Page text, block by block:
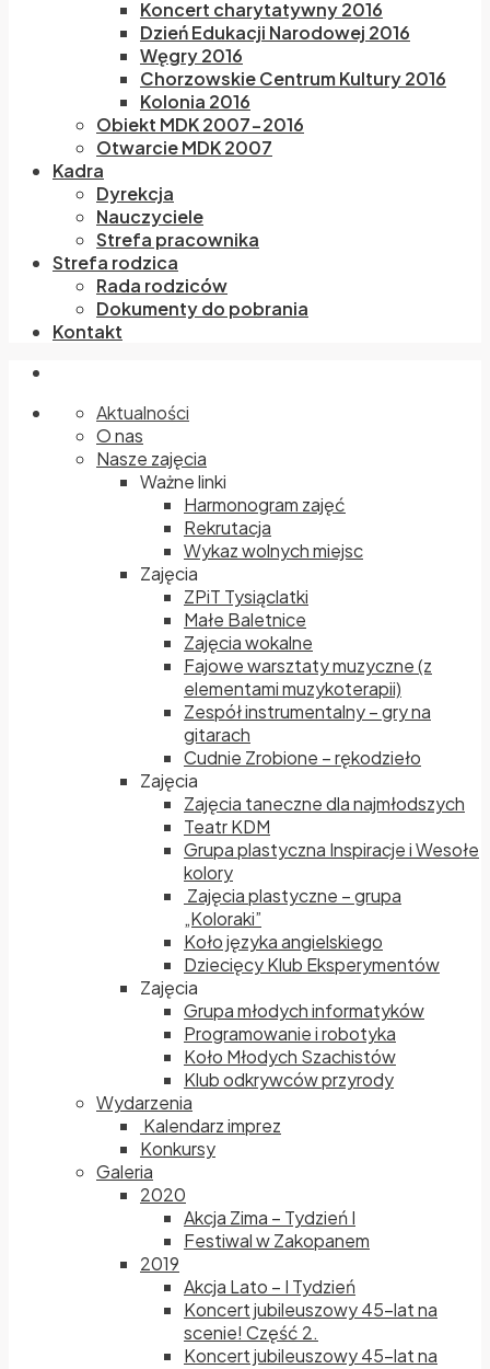
Koncert charytatywny 2016
Dzień Edukacji Narodowej 2016
Węgry 2016
Chorzowskie Centrum Kultury 2016
Kolonia 2016
Obiekt MDK 2007-2016
Otwarcie MDK 2007
Kadra
Dyrekcja
Nauczyciele
Strefa pracownika
Strefa rodzica
Rada rodziców
Dokumenty do pobrania
Kontakt
Aktualności
O nas
Nasze zajęcia
Ważne linki
Harmonogram zajęć
Rekrutacja
Wykaz wolnych miejsc
Zajęcia
ZPiT Tysiąclatki
Małe Baletnice
Zajęcia wokalne
Fajowe warsztaty muzyczne (z
elementami muzykoterapii)
Zespół instrumentalny – gry na
gitarach
Cudnie Zrobione – rękodzieło
Zajęcia
Zajęcia taneczne dla najmłodszych
Teatr KDM
Grupa plastyczna Inspiracje i Wesołe
kolory
Zajęcia plastyczne – grupa
„Koloraki”
Koło języka angielskiego
Dziecięcy Klub Eksperymentów
Zajęcia
Grupa młodych informatyków
Programowanie i robotyka
Koło Młodych Szachistów
Klub odkrywców przyrody
Wydarzenia
Kalendarz imprez
Konkursy
Galeria
2020
Akcja Zima – Tydzień I
Festiwal w Zakopanem
2019
Akcja Lato – I Tydzień
Koncert jubileuszowy 45-lat na
scenie! Część 2.
Koncert jubileuszowy 45-lat na